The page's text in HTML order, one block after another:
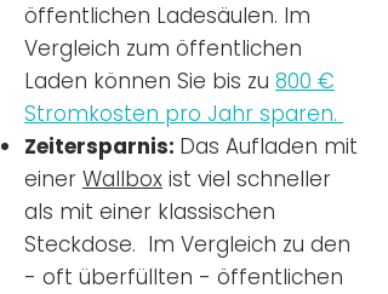
öffentlichen Ladesäulen. Im
Vergleich zum öffentlichen
Laden können Sie bis zu 800 €
Stromkosten pro Jahr sparen.
Zeitersparnis: Das Aufladen mit
einer Wallbox ist viel schneller
als mit einer klassischen
Steckdose. Im Vergleich zu den
- oft überfüllten - öffentlichen